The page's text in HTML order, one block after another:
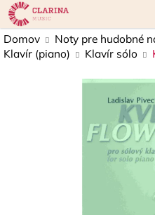
Prejsť
na
obsah
Domov Noty pre hudobné
Klavír (piano)
Klavír sólo
K
o
š
Späť
Späť